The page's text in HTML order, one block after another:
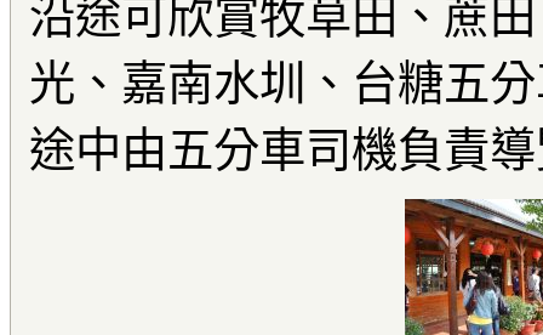
沿途可欣賞牧草田、蔗
光、嘉南水圳、台糖五
途中由五分車司機負責